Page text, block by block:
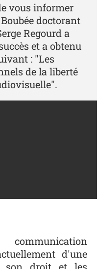
vous informer
doctorant
Regourd a
et a obtenu
: "Les
de la liberté
d'une
son droit et les